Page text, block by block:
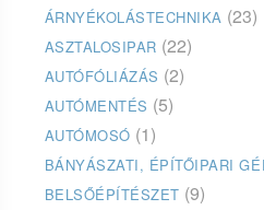
ÁRNYÉKOLÁSTECHNIKA (23)
ASZTALOSIPAR (22)
AUTÓFÓLIÁZÁS (2)
AUTÓMENTÉS (5)
AUTÓMOSÓ (1)
BÁNYÁSZATI, ÉPÍTŐIPARI
BELSŐÉPÍTÉSZET (9)